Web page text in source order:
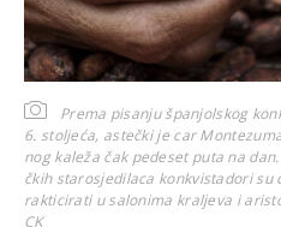
Prema pisanju španjolskog
6. stoljeća, astečki je car
nog kaleža čak pedeset puta na
čkih starosjedilaca konkvistadori su
rakticirati u salonima kraljeva i
CK